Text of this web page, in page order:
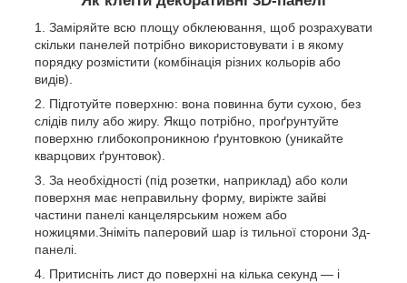
Заміряйте всю площу обклеювання, щоб розрахувати
скільки панелей потрібно використовувати і в якому
порядку розмістити (комбінація різних кольорів або
видів).
Підготуйте поверхню: вона повинна бути сухою, без
слідів пилу або жиру. Якщо потрібно, проґрунтуйте
поверхню глибокопроникною ґрунтовкою (уникайте
кварцових ґрунтовок).
За необхідності (під розетки, наприклад) або коли
поверхня має неправильну форму, виріжте зайві
частини панелі канцелярським ножем або
ножицями.Зніміть паперовий шар із тильної сторони 3д-
панелі.
Притисніть лист до поверхні на кілька секунд — і